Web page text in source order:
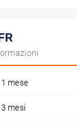
mese
mesi